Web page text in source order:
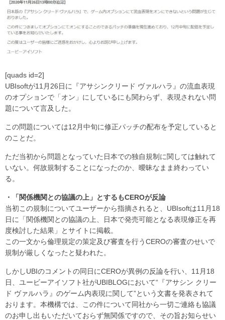
[quads id=2]
UBIsoftが11月26日に『アサシンクリード ヴァルハラ』の流血表現
のオプションで「オン」にしているにも関わらず、表現されない問
題について言及した。
この問題については12月中旬に修正パッチの配布を予定していると
のことだ。
ただ当初から問題となっていた日本での独自規制に関しては触れて
いない。何故規制することになったのか、曖昧なまま終わってい
る。
・「関係機関との協議の上」とするもCEROが反論
当初この規制についてユーザーから指摘されると、UBIsoftは11月18
日に「関係機関との協議の上、日本で発売可能となる表現修正を再
度検討した結果」とサイトに掲載。
この一文から倫理規定の策定及び審査を行うCEROの審査のせいで
規制が厳しくなったと疑われた。
しかしUBIのコメントの同日にCEROが異例の反論を行い、11月18
日、ユービーアイソフト社がUBIBLOGにおいて“『アサシン クリー
ド ヴァルハラ』のゲーム内表現に関して”という文書を発表されて
おります。本機構では、この件について同社から一切ご連絡も協議
のお申し出もいただいておらず無関係ですので、その旨お知らせい